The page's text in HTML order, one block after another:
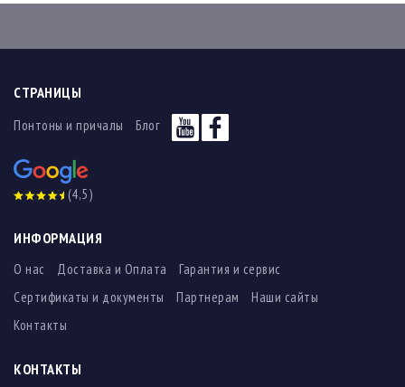
СТРАНИЦЫ
Понтоны и причалы Блог
(4,5)
ИНФОРМАЦИЯ
О нас Доставка и Оплата
Гарантия и сервис
Сертификаты и документы
Партнерам
Наши сайты
Контакты
КОНТАКТЫ